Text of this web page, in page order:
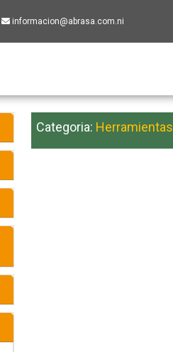
informacion@abrasa.com.ni
Categoria: Herramientas